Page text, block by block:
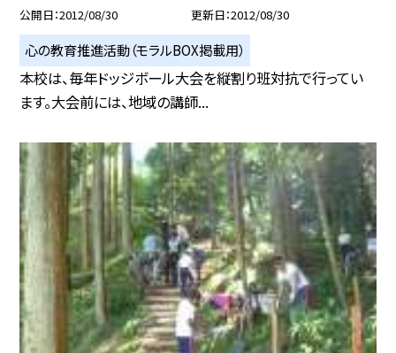
公開日 2012/08/30 更新日 2012/08/30
心の教育推進活動（モラルBOX掲載用）
本校は、毎年ドッジボール大会を縦割り班対抗で行ってい
ます。大会前には、地域の講師...